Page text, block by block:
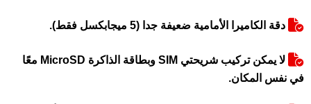
دقة الكاميرا الأمامية ضعيفة جدا (5 ميجابكسل فقط).
لا يمكن تركيب شريحتي SIM وبطاقة الذاكرة MicroSD معًا
في نفس المكان.